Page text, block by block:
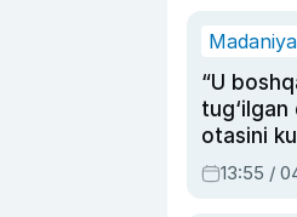
“U
tug‘ilgan
otasini
dublyaj
13:55 /